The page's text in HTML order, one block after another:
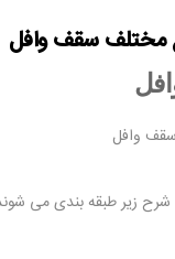
مختلف سقف وافل
وافل
زیر طبقه بندی می